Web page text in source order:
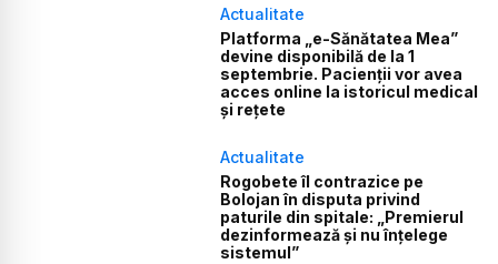
Actualitate
Platforma „e-Sănătatea Mea”
devine disponibilă de la 1
septembrie. Pacienții vor avea
acces online la istoricul medical
și rețete
Actualitate
Rogobete îl contrazice pe
Bolojan în disputa privind
paturile din spitale: „Premierul
dezinformează și nu înțelege
sistemul”